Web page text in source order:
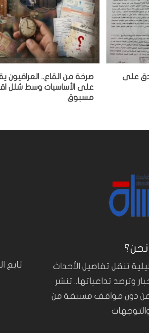
على
صرخة من القاع.. العراقيون
على الأساسيات وسط شلل
مسبوق
تابع
تنقل تفاصيل الأحداث
وترصد تداعياتها.. تنشر
من دون مواقف مسبقة من
والتوجهات